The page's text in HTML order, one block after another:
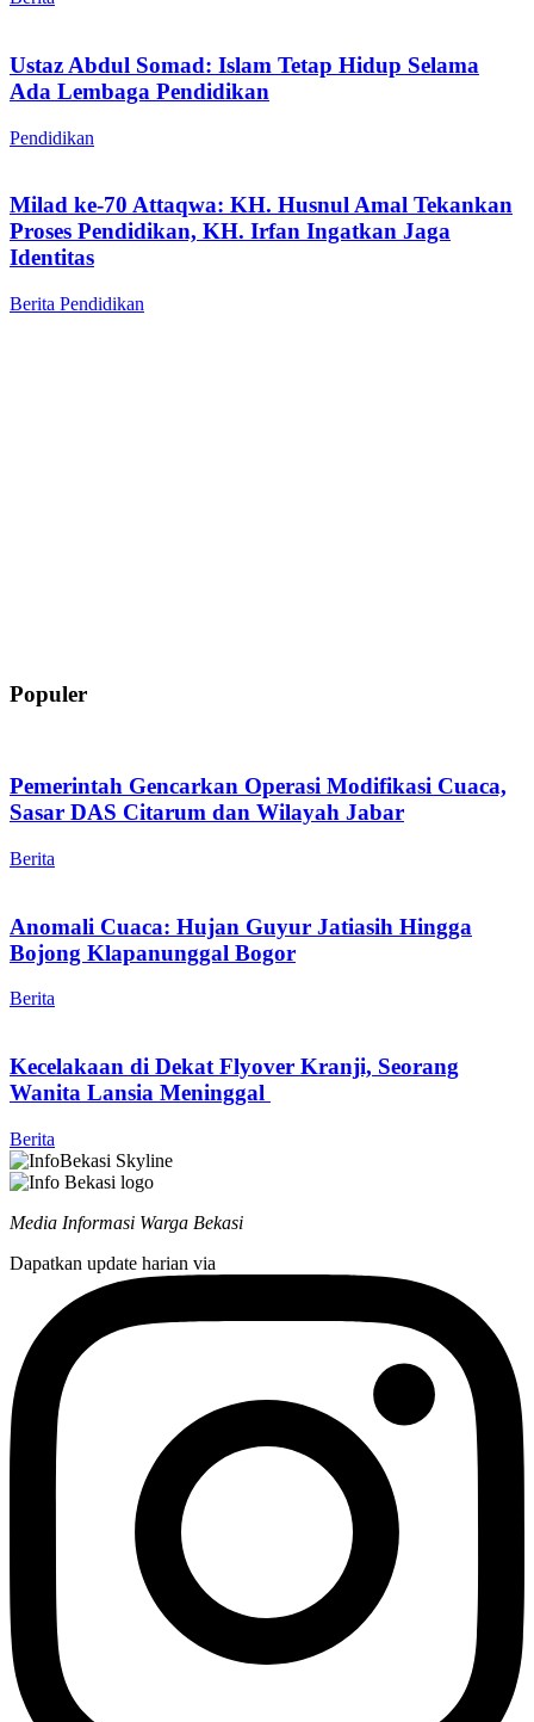
Ustaz Abdul Somad: Islam Tetap Hidup Selama
Ada Lembaga Pendidikan
Pendidikan
Milad ke-70 Attaqwa: KH. Husnul Amal Tekankan
Proses Pendidikan, KH. Irfan Ingatkan Jaga
Identitas
Berita Pendidikan
Populer
Pemerintah Gencarkan Operasi Modifikasi Cuaca,
Sasar DAS Citarum dan Wilayah Jabar
Berita
Anomali Cuaca: Hujan Guyur Jatiasih Hingga
Bojong Klapanunggal Bogor
Berita
Kecelakaan di Dekat Flyover Kranji, Seorang
Wanita Lansia Meninggal
Berita
Media Informasi Warga Bekasi
Dapatkan update harian via